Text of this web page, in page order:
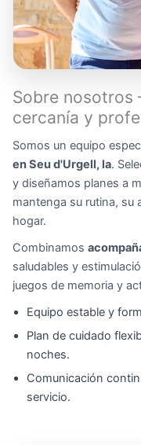
Sobre nosotros
cercanía y
Somos un equipo
en Seu d'Urgell, la.
y diseñamos planes a
mantenga su rutina, su
hogar.
Combinamos
saludables y
juegos de memoria y
Equipo estable y
Plan de cuidado
noches.
Comunicación
servicio.